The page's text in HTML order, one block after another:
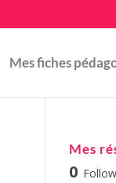
Mes fiches
Mes
0